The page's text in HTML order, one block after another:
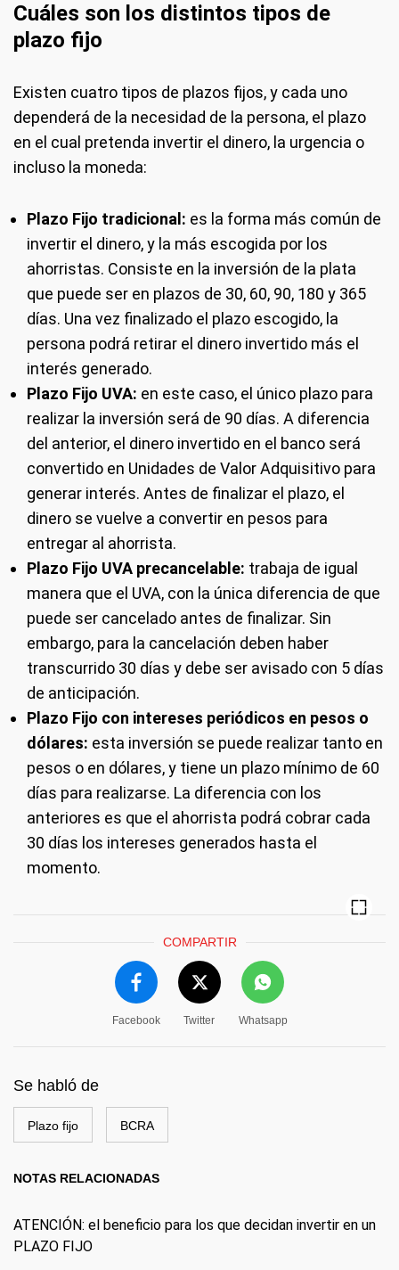
Cuáles son los distintos tipos de
plazo fijo
Existen cuatro tipos de plazos fijos, y cada uno
dependerá de la necesidad de la persona, el plazo
en el cual pretenda invertir el dinero, la urgencia o
incluso la moneda:
Plazo Fijo tradicional: es la forma más común de
invertir el dinero, y la más escogida por los
ahorristas. Consiste en la inversión de la plata
que puede ser en plazos de 30, 60, 90, 180 y 365
días. Una vez finalizado el plazo escogido, la
persona podrá retirar el dinero invertido más el
interés generado.
Plazo Fijo UVA: en este caso, el único plazo para
realizar la inversión será de 90 días. A diferencia
del anterior, el dinero invertido en el banco será
convertido en Unidades de Valor Adquisitivo para
generar interés. Antes de finalizar el plazo, el
dinero se vuelve a convertir en pesos para
entregar al ahorrista.
Plazo Fijo UVA precancelable: trabaja de igual
manera que el UVA, con la única diferencia de que
puede ser cancelado antes de finalizar. Sin
embargo, para la cancelación deben haber
transcurrido 30 días y debe ser avisado con 5 días
de anticipación.
Plazo Fijo con intereses periódicos en pesos o
dólares: esta inversión se puede realizar tanto en
pesos o en dólares, y tiene un plazo mínimo de 60
días para realizarse. La diferencia con los
anteriores es que el ahorrista podrá cobrar cada
30 días los intereses generados hasta el
momento.
COMPARTIR
Facebook Twitter Whatsapp
Se habló de
Plazo fijo BCRA
NOTAS RELACIONADAS
ATENCIÓN: el beneficio para los que decidan invertir en un
PLAZO FIJO